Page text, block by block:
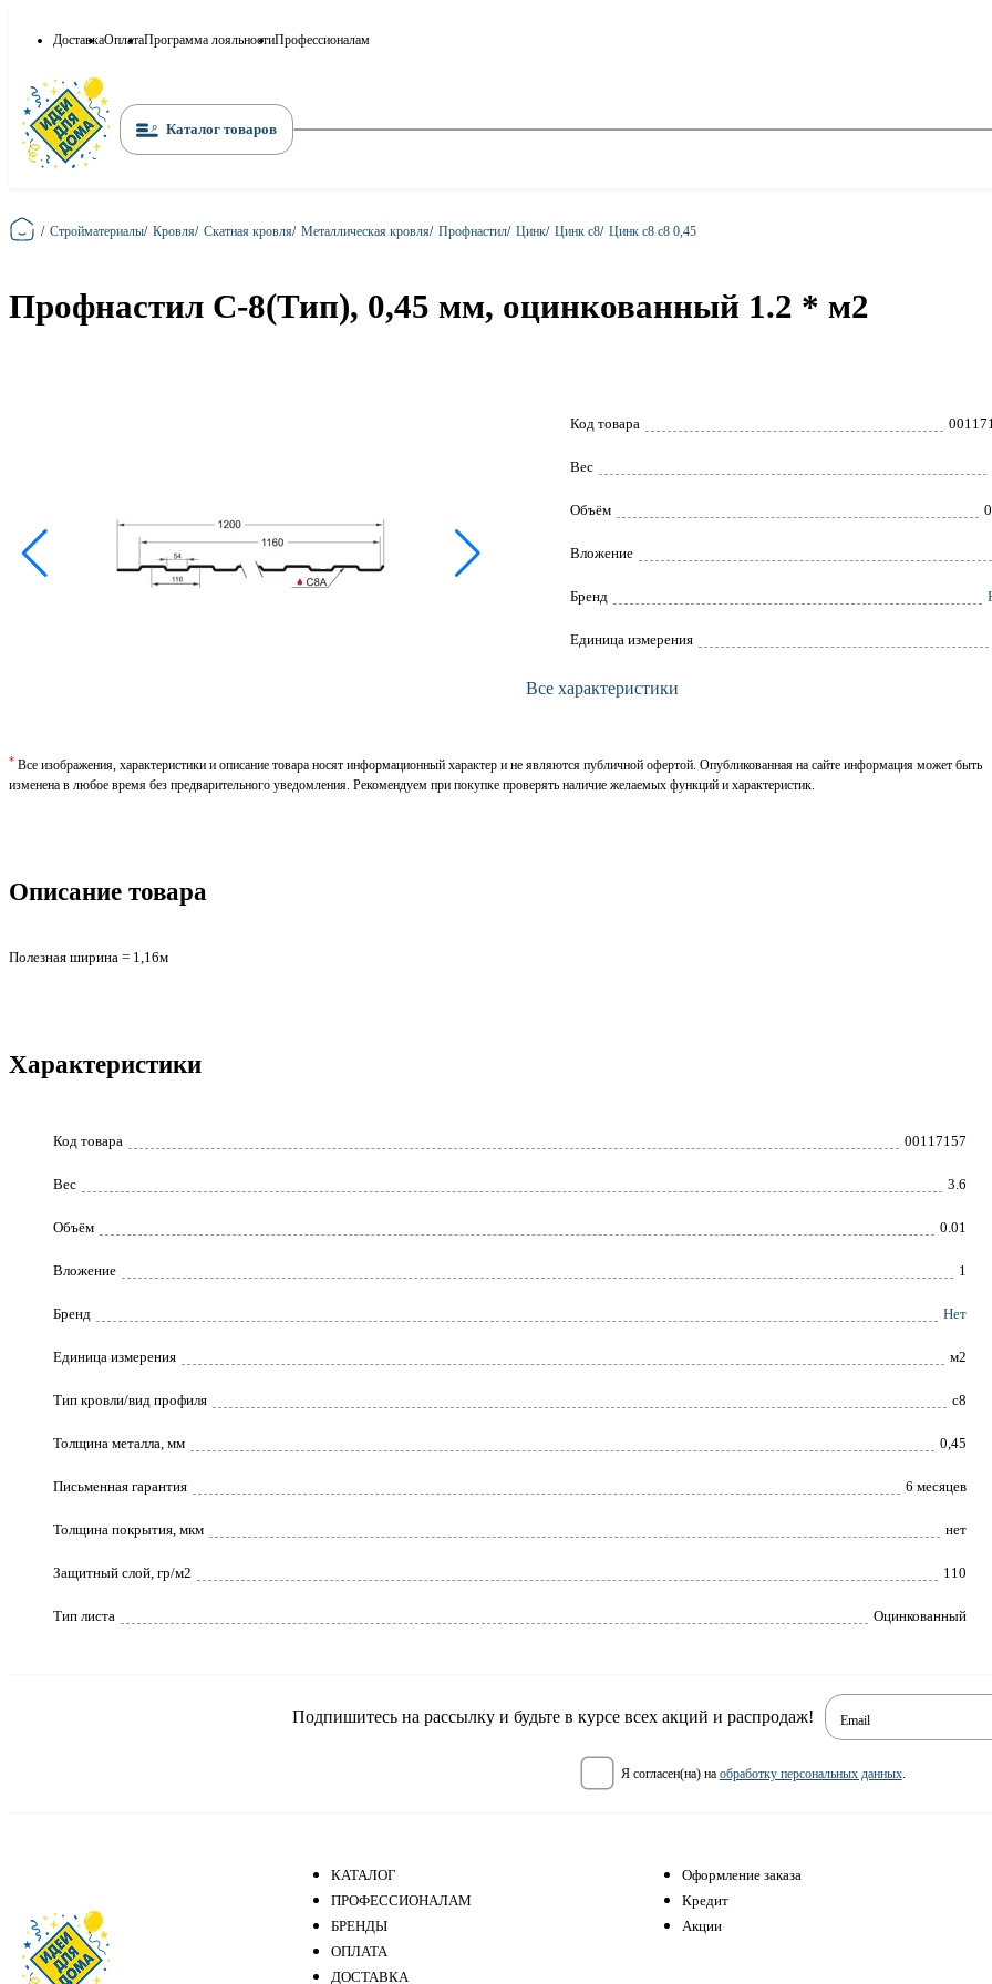
ДоставкаОплатаПрограмма лояльностиПрофессионалам
Каталог товаров
Главная
/ Стройматериалы/ Кровля/ Скатная кровля/ Металлическая кровля/ Профнастил/ Цинк/ Цинк с8/ Цинк с8 с8 0,45
Профнастил С-8(Тип), 0,45 мм, оцинкованный 1.2 * м2
Код товара
Вес
Объём
Вложение
Брeнд
Единица измерения
Все характеристики
* Все изображения, характеристики и описание товара носят информационный характер и не являются публичной офертой. Опубликованная на сайте информация может быть
изменена в любое время без предварительного уведомления. Рекомендуем при покупке проверять наличие желаемых функций и характеристик.
Описание товара
Полезная ширина = 1,16м
Характеристики
Код товара 00117157
Вес 3.6
Объём 0.01
Вложение 1
Бренд Нет
Единица измерения м2
Тип кровли/вид профиля с8
Толщина металла, мм 0,45
Письменная гарантия 6 месяцев
Толщина покрытия, мкм нет
Защитный слой, гр/м2 110
Тип листа Оцинкованный
Подпишитесь на рассылку и будьте в курсе всех акций и распродаж! Email
я согласен(на) на обработку персональных данных.
КАТАЛОГ
ПРОФЕССИОНАЛАМ
БРЕНДЫ
ОПЛАТА
ДОСТАВКА
Оформление заказа
Кредит
Акции